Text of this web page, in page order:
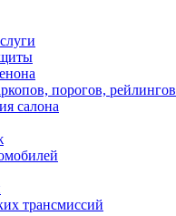
порогов, рейлингов
салона
трансмиссий